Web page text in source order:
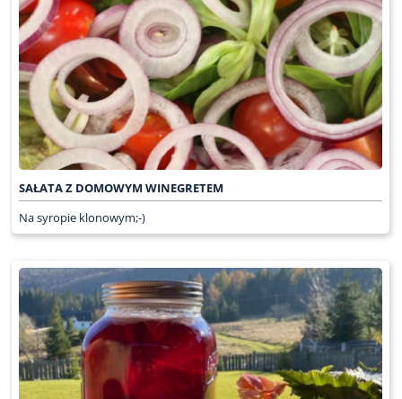
SAŁATA Z DOMOWYM WINEGRETEM
Na syropie klonowym;-)